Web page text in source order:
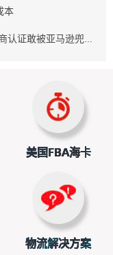
松动。自每40尺
显示出整个美线市场
业人士给出了多
视。在美国生意难
，上半年已经大量
本
认证敢被亚马逊兜...
美国FBA海卡
物流解决方案